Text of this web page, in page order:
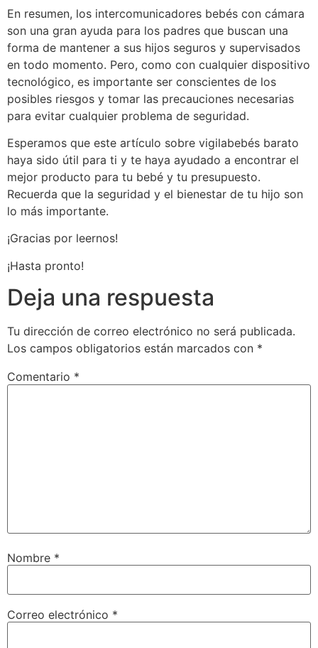
En resumen, los intercomunicadores bebés con cámara
son una gran ayuda para los padres que buscan una
forma de mantener a sus hijos seguros y supervisados
en todo momento. Pero, como con cualquier dispositivo
tecnológico, es importante ser conscientes de los
posibles riesgos y tomar las precauciones necesarias
para evitar cualquier problema de seguridad.
Esperamos que este artículo sobre vigilabebés barato
haya sido útil para ti y te haya ayudado a encontrar el
mejor producto para tu bebé y tu presupuesto.
Recuerda que la seguridad y el bienestar de tu hijo son
lo más importante.
¡Gracias por leernos!
¡Hasta pronto!
Deja una respuesta
Tu dirección de correo electrónico no será publicada.
Los campos obligatorios están marcados con *
Comentario *
Nombre *
Correo electrónico *